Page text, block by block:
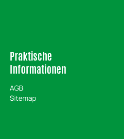
Praktische
Informationen
AGB
Sitemap